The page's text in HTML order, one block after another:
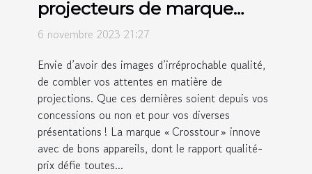
projecteurs de marque
Crosstour ?
6 novembre 2023 21:27
Envie d’avoir des images d’irréprochable qualité,
de combler vos attentes en matière de
projections. Que ces dernières soient depuis vos
concessions ou non et pour vos diverses
présentations ! La marque « Crosstour » innove
avec de bons appareils, dont le rapport qualité-
prix défie toutes...